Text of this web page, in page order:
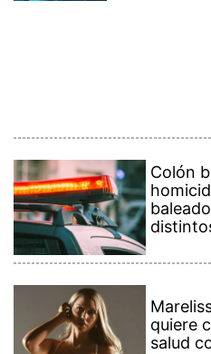
Colón
quiere
salud